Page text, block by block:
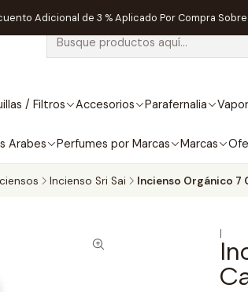
/ Filtros Accesorios Parafernalia
Arabes Perfumes por Marcas Marcas
Adicional de 3 % Aplicado Por Compra
Incienso Sri Sai Incienso Orgánico 7
|